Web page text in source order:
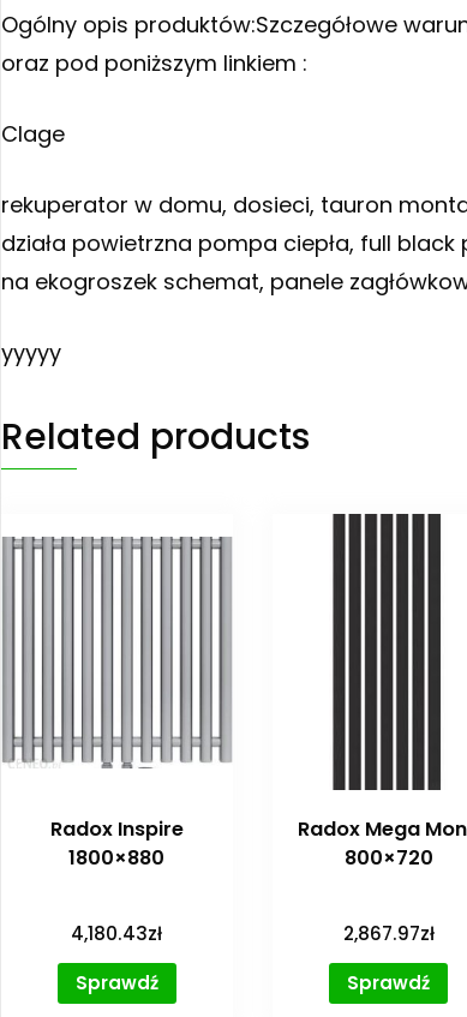
Ogólny opis produktów:Szczegółowe
oraz pod poniższym linkiem :
Clage
rekuperator w domu, dosieci, tauron
działa powietrzna pompa ciepła, full
na ekogroszek schemat, panele
yyyyy
Related products
Radox Inspire
1800×880
4,180.43zł
Sprawdź
Radox Mega
800×720
2,867.97zł
Sprawdź